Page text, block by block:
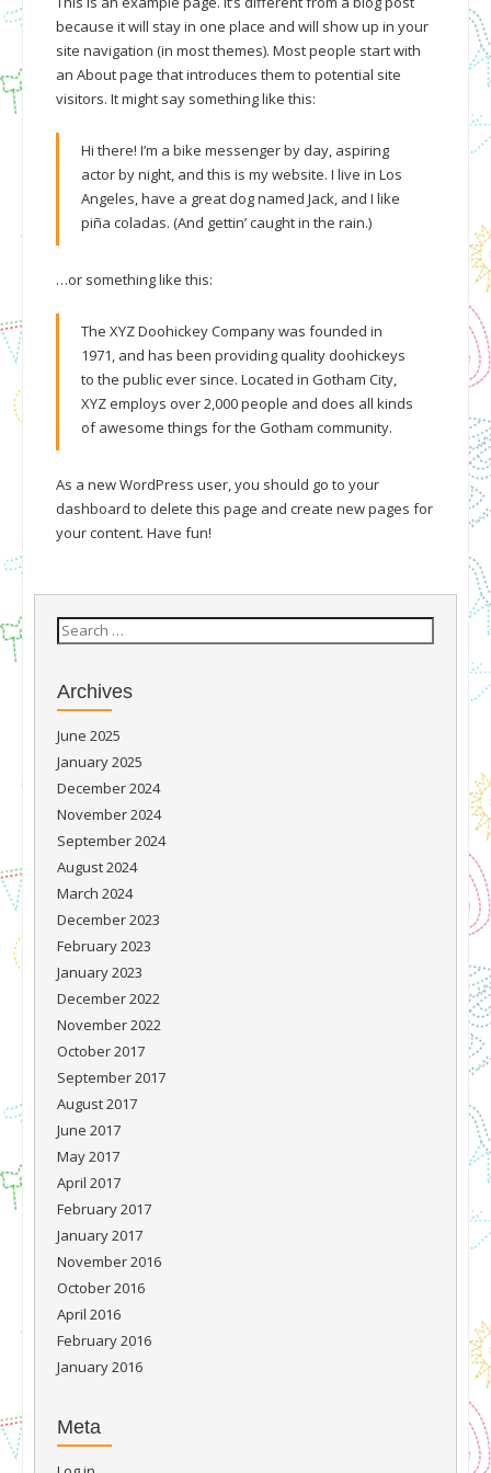
because it will stay in one place and will show up in your
site navigation (in most themes). Most people start with
an About page that introduces them to potential site
visitors. It might say something like this:
Hi there! I’m a bike messenger by day, aspiring
actor by night, and this is my website. I live in Los
Angeles, have a great dog named Jack, and I like
piña coladas. (And gettin’ caught in the rain.)
…or something like this:
The XYZ Doohickey Company was founded in
1971, and has been providing quality doohickeys
to the public ever since. Located in Gotham City,
XYZ employs over 2,000 people and does all kinds
of awesome things for the Gotham community.
As a new WordPress user, you should go to your
dashboard to delete this page and create new pages for
your content. Have fun!
Archives
June 2025
January 2025
December 2024
November 2024
September 2024
August 2024
March 2024
December 2023
February 2023
January 2023
December 2022
November 2022
October 2017
September 2017
August 2017
June 2017
May 2017
April 2017
February 2017
January 2017
November 2016
October 2016
April 2016
February 2016
January 2016
Meta